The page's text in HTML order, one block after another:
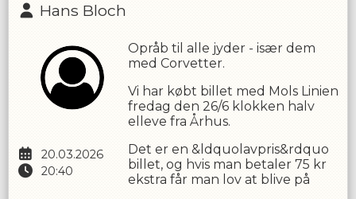
Hans Bloch
20.03.2026
20:40
Opråb til alle jyder - især dem
med Corvetter.
Vi har købt billet med Mols Linien
fredag den 26/6 klokken halv
elleve fra Århus.
Det er en &ldquolavpris&rdquo
billet, og hvis man betaler 75 kr
ekstra får man lov at blive på